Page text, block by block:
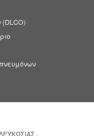
(DLCO)
·